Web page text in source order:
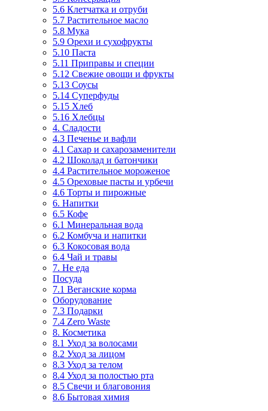
5.6 Клетчатка и отруби
5.7 Растительное масло
5.8 Мука
5.9 Орехи и сухофрукты
5.10 Паста
5.11 Приправы и специи
5.12 Свежие овощи и фрукты
5.13 Соусы
5.14 Суперфуды
5.15 Хлеб
5.16 Хлебцы
4. Сладости
4.3 Печенье и вафли
4.1 Сахар и сахарозаменители
4.2 Шоколад и батончики
4.4 Растительное мороженое
4.5 Ореховые пасты и урбечи
4.6 Торты и пирожные
6. Напитки
6.5 Кофе
6.1 Минеральная вода
6.2 Комбуча и напитки
6.3 Кокосовая вода
6.4 Чай и травы
7. Не еда
Посуда
7.1 Веганские корма
Оборудование
7.3 Подарки
7.4 Zero Waste
8. Косметика
8.1 Уход за волосами
8.2 Уход за лицом
8.3 Уход за телом
8.4 Уход за полостью рта
8.5 Свечи и благовония
8.6 Бытовая химия